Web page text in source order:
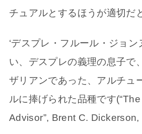
チュアルとするほうが適切だ
‘デスプレ・フルール・ジョン
い、デスプレの義理の息子で
ザリアンであった、アルチュ
ルに捧げられた品種です
Advisor”, Brent C. Dickerson,